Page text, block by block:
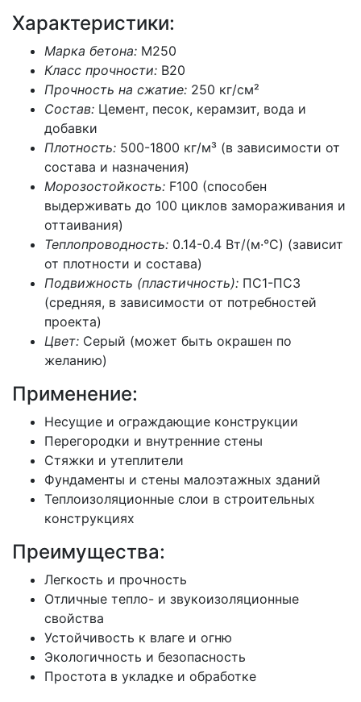
Характеристики:
Марка бетона: М250
Класс прочности: B20
Прочность на сжатие: 250 кг/см²
Состав: Цемент, песок, керамзит, вода и
добавки
Плотность: 500-1800 кг/м³ (в зависимости от
состава и назначения)
Морозостойкость: F100 (способен
выдерживать до 100 циклов замораживания и
оттаивания)
Теплопроводность: 0.14-0.4 Вт/(м·°C) (зависит
от плотности и состава)
Подвижность (пластичность): ПС1-ПС3
(средняя, в зависимости от потребностей
проекта)
Цвет: Серый (может быть окрашен по
желанию)
Применение:
Несущие и ограждающие конструкции
Перегородки и внутренние стены
Стяжки и утеплители
Фундаменты и стены малоэтажных зданий
Теплоизоляционные слои в строительных
конструкциях
Преимущества:
Легкость и прочность
Отличные тепло- и звукоизоляционные
свойства
Устойчивость к влаге и огню
Экологичность и безопасность
Простота в укладке и обработке